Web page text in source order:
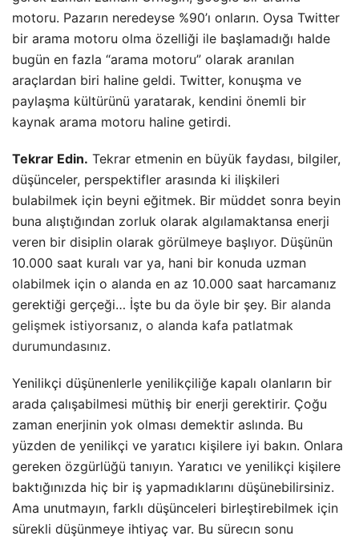
motoru. Pazarın neredeyse %90’ı onların. Oysa Twitter
bir arama motoru olma özelliği ile başlamadığı halde
bugün en fazla “arama motoru” olarak aranılan
araçlardan biri haline geldi. Twitter, konuşma ve
paylaşma kültürünü yaratarak, kendini önemli bir
kaynak arama motoru haline getirdi.
Tekrar Edin. Tekrar etmenin en büyük faydası, bilgiler,
düşünceler, perspektifler arasında ki ilişkileri
bulabilmek için beyni eğitmek. Bir müddet sonra beyin
buna alıştığından zorluk olarak algılamaktansa enerji
veren bir disiplin olarak görülmeye başlıyor. Düşünün
10.000 saat kuralı var ya, hani bir konuda uzman
olabilmek için o alanda en az 10.000 saat harcamanız
gerektiği gerçeği… İşte bu da öyle bir şey. Bir alanda
gelişmek istiyorsanız, o alanda kafa patlatmak
durumundasınız.
Yenilikçi düşünenlerle yenilikçiliğe kapalı olanların bir
arada çalışabilmesi müthiş bir enerji gerektirir. Çoğu
zaman enerjinin yok olması demektir aslında. Bu
yüzden de yenilikçi ve yaratıcı kişilere iyi bakın. Onlara
gereken özgürlüğü tanıyın. Yaratıcı ve yenilikçi kişilere
baktığınızda hiç bir iş yapmadıklarını düşünebilirsiniz.
Ama unutmayın, farklı düşünceleri birleştirebilmek için
sürekli düşünmeye ihtiyaç var. Bu sürecın sonu